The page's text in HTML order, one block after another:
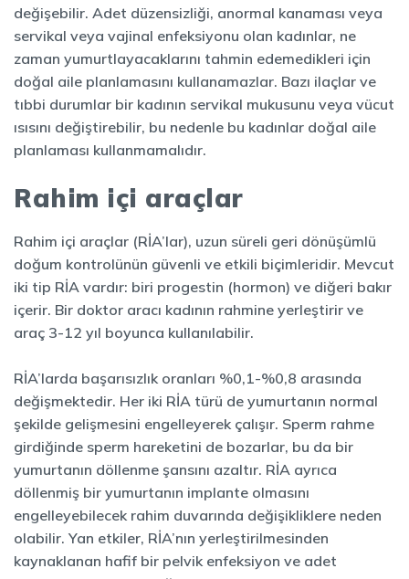
değişebilir. Adet düzensizliği, anormal kanaması veya
servikal veya vajinal enfeksiyonu olan kadınlar, ne
zaman yumurtlayacaklarını tahmin edemedikleri için
doğal aile planlamasını kullanamazlar. Bazı ilaçlar ve
tıbbi durumlar bir kadının servikal mukusunu veya vücut
ısısını değiştirebilir, bu nedenle bu kadınlar doğal aile
planlaması kullanmamalıdır.
Rahim içi araçlar
Rahim içi araçlar (RİA’lar), uzun süreli geri dönüşümlü
doğum kontrolünün güvenli ve etkili biçimleridir. Mevcut
iki tip RİA vardır: biri progestin (hormon) ve diğeri bakır
içerir. Bir doktor aracı kadının rahmine yerleştirir ve
araç 3-12 yıl boyunca kullanılabilir.
RİA’larda başarısızlık oranları %0,1-%0,8 arasında
değişmektedir. Her iki RİA türü de yumurtanın normal
şekilde gelişmesini engelleyerek çalışır. Sperm rahme
girdiğinde sperm hareketini de bozarlar, bu da bir
yumurtanın döllenme şansını azaltır. RİA ayrıca
döllenmiş bir yumurtanın implante olmasını
engelleyebilecek rahim duvarında değişikliklere neden
olabilir. Yan etkiler, RİA’nın yerleştirilmesinden
kaynaklanan hafif bir pelvik enfeksiyon ve adet